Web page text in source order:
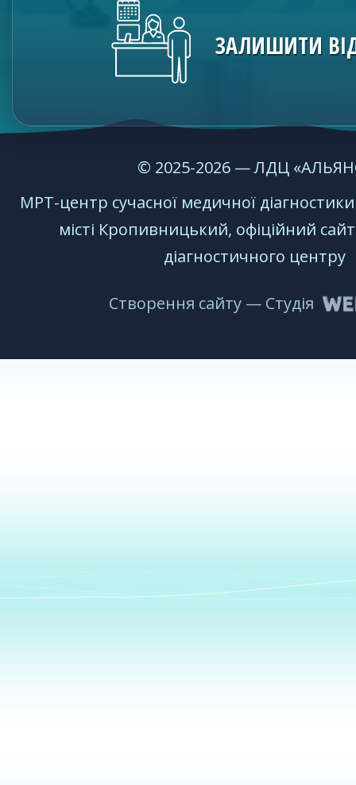
ЗАЛИШИТИ
© 2025-2026 — ЛДЦ
МРТ-центр сучаcної медичної
місті Кропивницький, офіційний
діагностичного центру
Створення сайту — Студія